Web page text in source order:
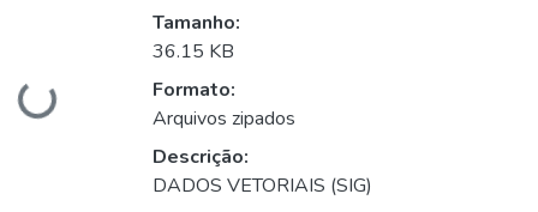
Carregando...
Tamanho:
36.15 KB
Formato:
Arquivos zipados
Descrição:
DADOS VETORIAIS (SIG)